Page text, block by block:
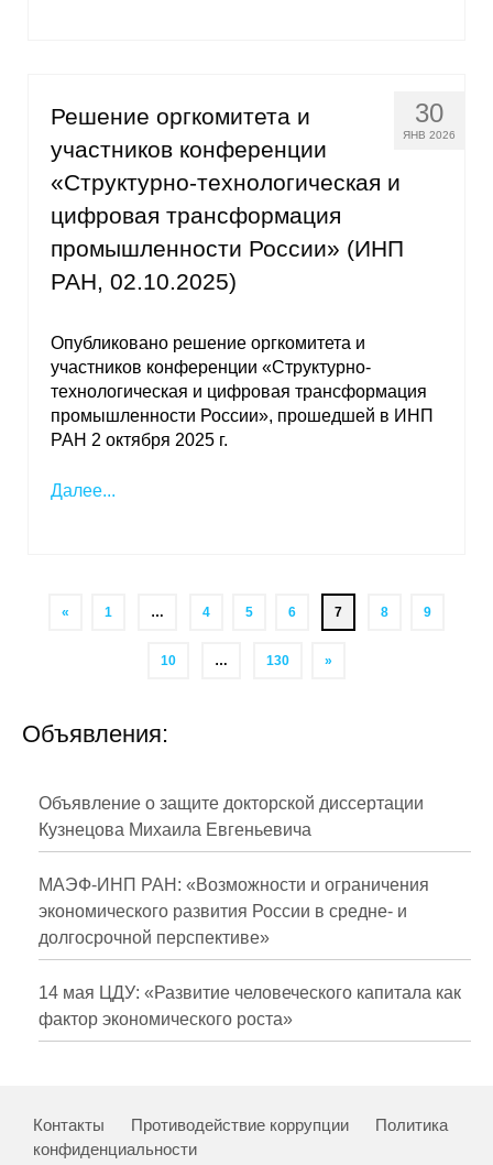
30
ЯНВ 2026
Решение оргкомитета и
участников конференции
«Структурно-технологическая и
цифровая трансформация
промышленности России» (ИНП
РАН, 02.10.2025)
Опубликовано решение оргкомитета и
участников конференции «Структурно-
технологическая и цифровая трансформация
промышленности России», прошедшей в ИНП
РАН 2 октября 2025 г.
Далее...
« 1 … 4 5 6 7 8 9
10 … 130 »
Объявления:
Объявление о защите докторской диссертации
Кузнецова Михаила Евгеньевича
МАЭФ-ИНП РАН: «Возможности и ограничения
экономического развития России в средне- и
долгосрочной перспективе»
14 мая ЦДУ: «Развитие человеческого капитала как
фактор экономического роста»
Контакты Противодействие коррупции
Политика
конфиденциальности